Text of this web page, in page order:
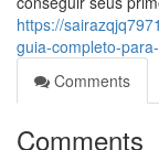
https://
guia-completo-
Comments
Comments